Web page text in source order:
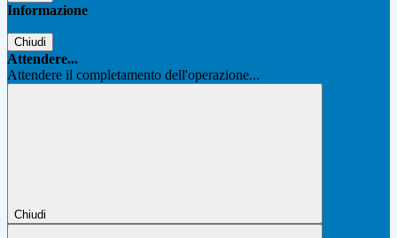
Informazione
Chiudi
Attendere...
Attendere il completamento dell'operazione...
Chiudi